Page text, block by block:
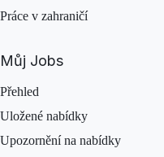
Práce v zahraničí
Můj Jobs
Přehled
Uložené nabídky
Upozornění na nabídky